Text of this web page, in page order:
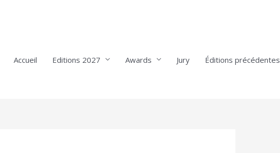
Accueil Editions 2027 Awards Jury Éditions précédentes